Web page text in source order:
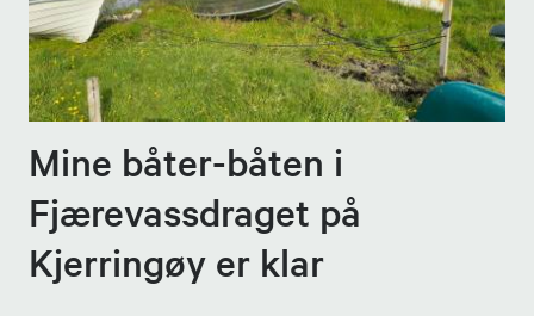
Mine båter-båten i
Fjærevassdraget på
Kjerringøy er klar